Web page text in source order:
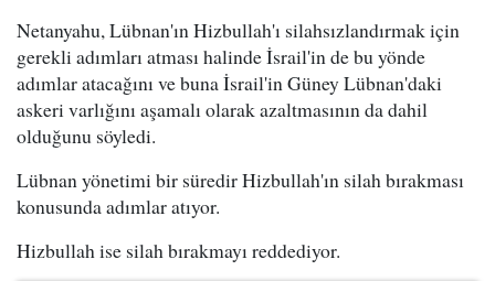
Netanyahu, Lübnan'ın Hizbullah'ı silahsızlandırmak için
gerekli adımları atması halinde İsrail'in de bu yönde
adımlar atacağını ve buna İsrail'in Güney Lübnan'daki
askeri varlığını aşamalı olarak azaltmasının da dahil
olduğunu söyledi.
Lübnan yönetimi bir süredir Hizbullah'ın silah bırakması
konusunda adımlar atıyor.
Hizbullah ise silah bırakmayı reddediyor.